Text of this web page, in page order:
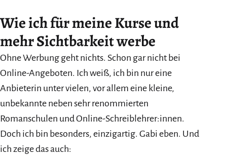
Wie ich für meine Kurse und
mehr Sichtbarkeit werbe
Ohne Werbung geht nichts. Schon gar nicht bei
Online-Angeboten. Ich weiß, ich bin nur eine
Anbieterin unter vielen, vor allem eine kleine,
unbekannte neben sehr renommierten
Romanschulen und Online-Schreiblehrer:innen.
Doch ich bin besonders, einzigartig. Gabi eben. Und
ich zeige das auch: